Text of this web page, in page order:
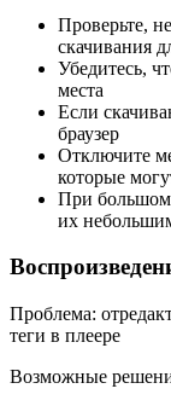
Проверьте,
скачивания
Убедитесь,
места
Если
браузер
Отключите
которые
При большом
их
Проблема:
теги в плеере
Возможные